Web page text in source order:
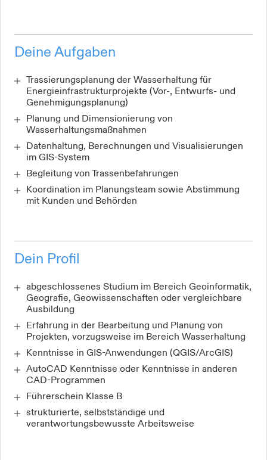
Deine Aufgaben
Trassierungsplanung der Wasserhaltung für
Energieinfrastrukturprojekte (Vor-, Entwurfs- und
Genehmigungsplanung)
Planung und Dimensionierung von
Wasserhaltungsmaßnahmen
Datenhaltung, Berechnungen und Visualisierungen
im GIS-System
Begleitung von Trassenbefahrungen
Koordination im Planungsteam sowie Abstimmung
mit Kunden und Behörden
Dein Profil
abgeschlossenes Studium im Bereich Geoinformatik,
Geografie, Geowissenschaften oder vergleichbare
Ausbildung
Erfahrung in der Bearbeitung und Planung von
Projekten, vorzugsweise im Bereich Wasserhaltung
Kenntnisse in GIS-Anwendungen (QGIS/ArcGIS)
AutoCAD Kenntnisse oder Kenntnisse in anderen
CAD-Programmen
Führerschein Klasse B
strukturierte, selbstständige und
verantwortungsbewusste Arbeitsweise